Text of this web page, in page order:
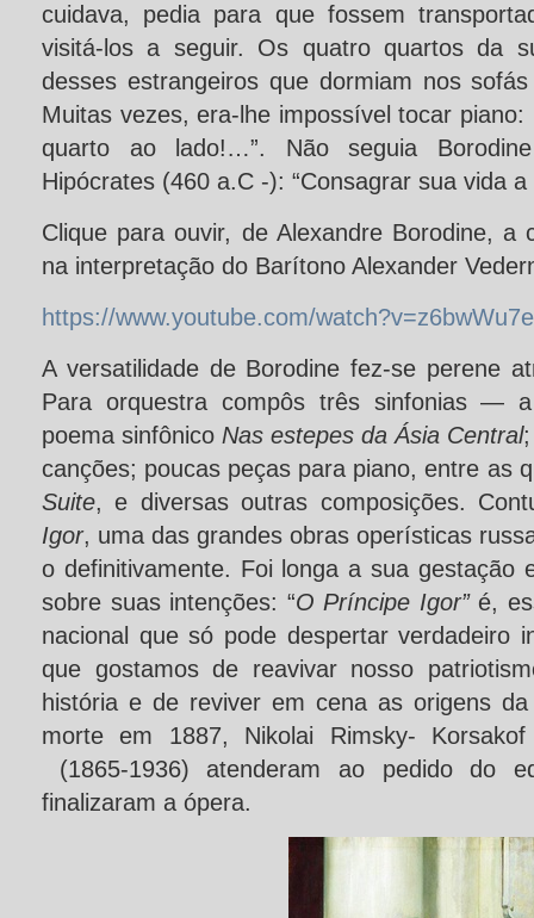
cuidava, pedia para que fossem
visitá-los a seguir. Os quatro quartos da
desses estrangeiros que dormiam nos
Muitas vezes, era-lhe impossível tocar
quarto ao lado!…”. Não seguia
Hipócrates (460 a.C -): “Consagrar sua vida
Clique para ouvir, de Alexandre Borodine, a
na interpretação do Barítono Alexander
https://www.youtube.com/
A versatilidade de Borodine fez-se perene
Para orquestra compôs três sinfonias ―
poema sinfônico Nas estepes da Ásia Central
canções; poucas peças para piano, entre as
Suite, e diversas outras composições.
Igor, uma das grandes obras operísticas
o definitivamente. Foi longa a sua gestação
sobre suas intenções: “O Príncipe Igor”é,
nacional que só pode despertar verdadeiro
que gostamos de reavivar nosso
história e de reviver em cena as origens
morte em 1887, Nikolai Rimsky-
(1865-1936) atenderam ao pedido do
finalizaram a ópera.